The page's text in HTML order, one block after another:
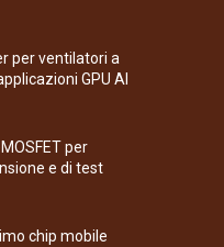
per ventilatori a
GPU AI
per
e di test
chip mobile